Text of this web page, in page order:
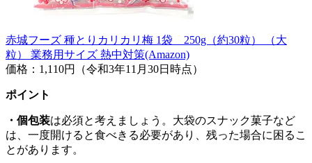
赤城フーズ 種とりカリカリ梅 1袋 250g（約30粒） （大
粒） 業務用サイズ 熱中対策(Amazon)
価格：1,110円（令和3年11月30日時点）
ポイント
・個包装は必須と考えましょう。大袋のスナック菓子など
は、一度開けると食べきる必要があり、残った場合に困るこ
とがあります。